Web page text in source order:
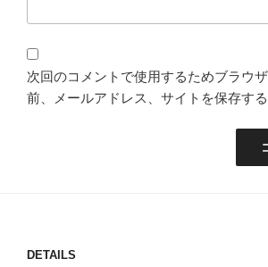
次回のコメントで使用するためブラウ
前、メールアドレス、サイトを保存する
DETAILS